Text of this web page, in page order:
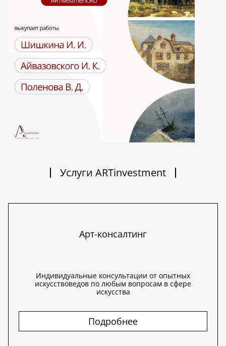
Услуги ARTinvestment
Арт-консалтинг
Индивидуальные консультации от опытных
искусствоведов по любым вопросам в сфере
искусства
Подробнее